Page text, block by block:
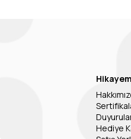
Hediye